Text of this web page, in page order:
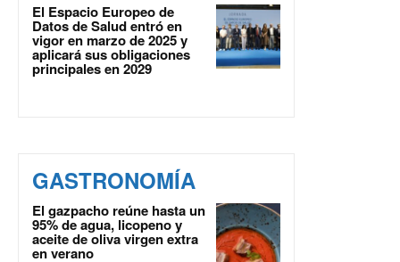
El Espacio Europeo de
Datos de Salud entró en
vigor en marzo de 2025 y
aplicará sus obligaciones
principales en 2029
GASTRONOMÍA
El gazpacho reúne hasta un
95% de agua, licopeno y
aceite de oliva virgen extra
en verano